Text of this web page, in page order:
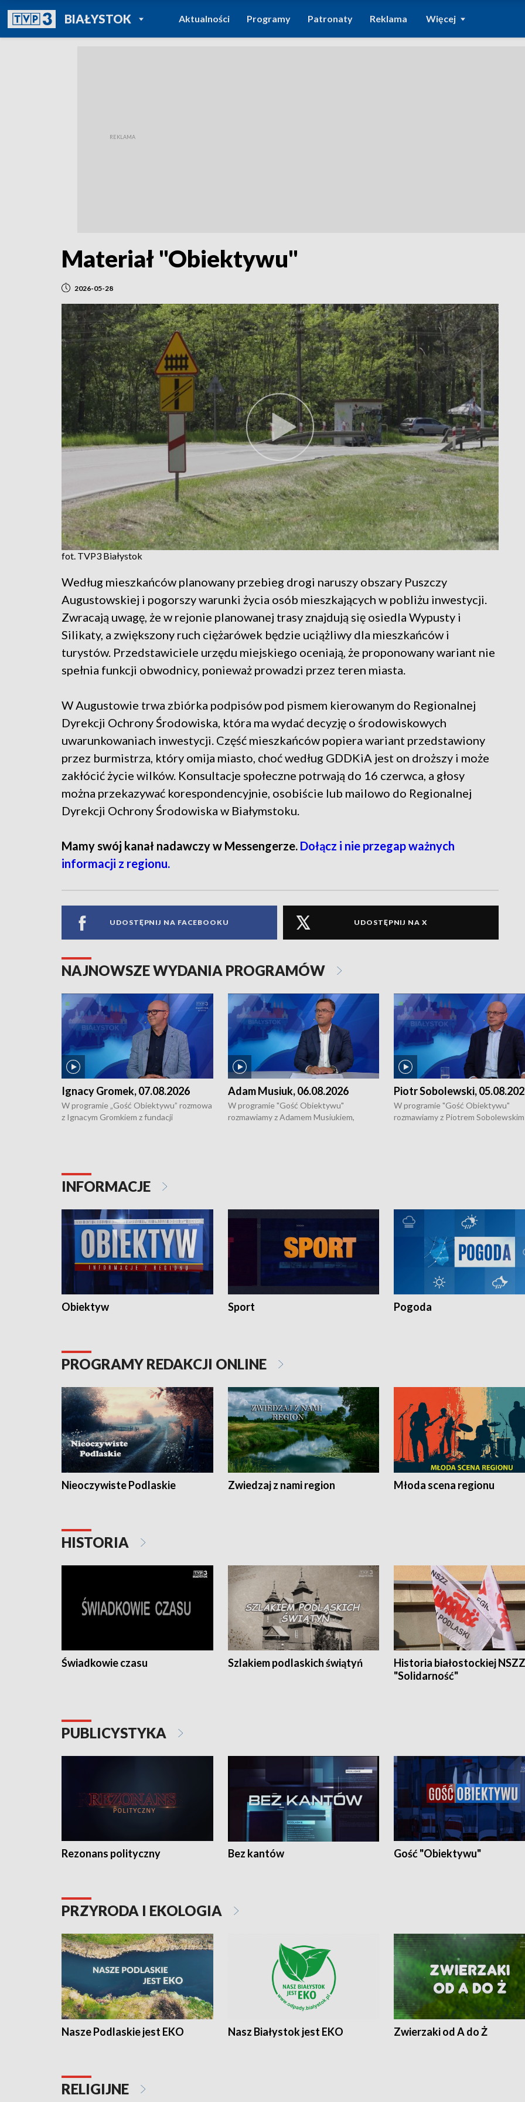
BIAŁYSTOKPOWRÓT DO
TVP REGIONY
Aktualności Programy Patronaty Reklama Więcej
Materiał "Obiektywu"
2026-05-28
fot. TVP3 Białystok
Według mieszkańców planowany przebieg drogi naruszy obszary Puszczy
Augustowskiej i pogorszy warunki życia osób mieszkających w pobliżu inwestycji.
Zwracają uwagę, że w rejonie planowanej trasy znajdują się osiedla Wypusty i
Silikaty, a zwiększony ruch ciężarówek będzie uciążliwy dla mieszkańców i
turystów. Przedstawiciele urzędu miejskiego oceniają, że proponowany wariant nie
spełnia funkcji obwodnicy, ponieważ prowadzi przez teren miasta.
W Augustowie trwa zbiórka podpisów pod pismem kierowanym do Regionalnej
Dyrekcji Ochrony Środowiska, która ma wydać decyzję o środowiskowych
uwarunkowaniach inwestycji. Część mieszkańców popiera wariant przedstawiony
przez burmistrza, który omija miasto, choć według GDDKiA jest on droższy i może
zakłócić życie wilków. Konsultacje społeczne potrwają do 16 czerwca, a głosy
można przekazywać korespondencyjnie, osobiście lub mailowo do Regionalnej
Dyrekcji Ochrony Środowiska w Białymstoku.
Mamy swój kanał nadawczy w Messengerze. Dołącz i nie przegap ważnych
informacji z regionu.
UDOSTĘPNIJ NA FACEBOOKU UDOSTĘPNIJ NA X
NAJNOWSZE WYDANIA PROGRAMÓW
Ignacy Gromek, 07.08.2026
W programie „Gość Obiektywu” rozmowa
z Ignacym Gromkiem z fundacji
Adam Musiuk, 06.08.2026
W programie "Gość Obiektywu"
rozmawiamy z Adamem Musiukiem,
Piotr Sobolewski,
W programie "Gość Obiektywu"
rozmawiamy z Piotrem
INFORMACJE
Obiektyw Sport Pogoda
PROGRAMY REDAKCJI ONLINE
Nieoczywiste Podlaskie Zwiedzaj z nami region Młoda scena regionu
HISTORIA
Świadkowie czasu Szlakiem podlaskich świątyń
Historia białostockiej NSZZ
"Solidarność"
PUBLICYSTYKA
Rezonans polityczny Bez kantów Gość "Obiektywu"
PRZYRODA I EKOLOGIA
Nasze Podlaskie jest EKO Nasz Białystok jest EKO Zwierzaki od A do Ż
RELIGIJNE